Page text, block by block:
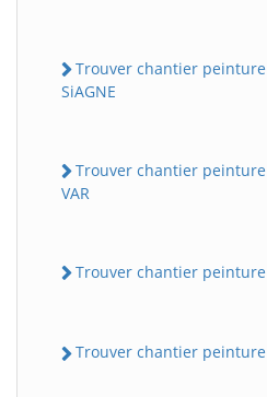
Trouver chantier peinture
SiAGNE
Trouver chantier peinture
VAR
Trouver chantier peinture
Trouver chantier peinture